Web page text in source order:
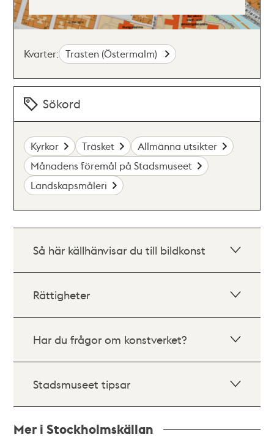
Kvarter: Trasten (Östermalm)
Sökord
Kyrkor Träsket
Allmänna utsikter
Månadens föremål på Stadsmuseet
Landskapsmåleri
Så här källhänvisar du till bildkonst
Rättigheter
Har du frågor om konstverket?
Stadsmuseet tipsar
Mer i Stockholmskällan